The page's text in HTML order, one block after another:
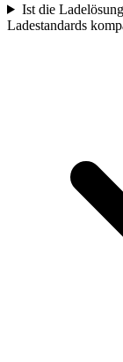
Ist die
Ladestandards